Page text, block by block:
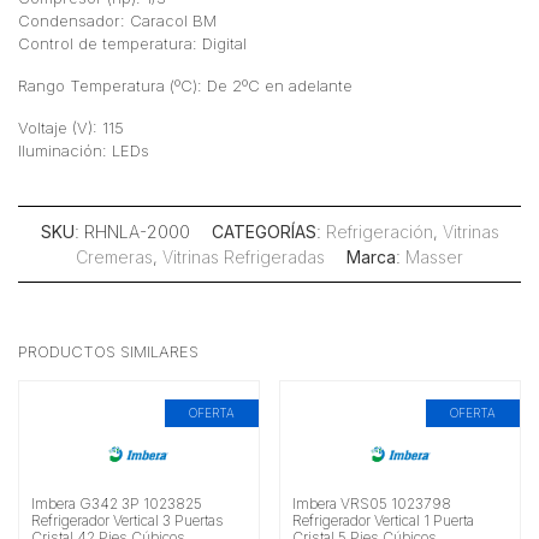
Condensador: Caracol BM
Control de temperatura: Digital
Rango Temperatura (ºC): De 2ºC en adelante
Voltaje (V): 115
Iluminación: LEDs
SKU: RHNLA-2000 CATEGORÍAS: Refrigeración, Vitrinas
Cremeras, Vitrinas Refrigeradas Marca: Masser
PRODUCTOS SIMILARES
OFERTA
Imbera G342 3P 1023825
Refrigerador Vertical 3 Puertas
OFERTA
Imbera VRS05 1023798
Refrigerador Vertical 1 Puerta